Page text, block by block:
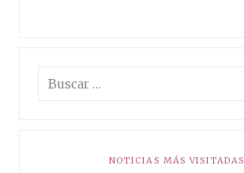
NOTICIAS MÁS VISITADAS